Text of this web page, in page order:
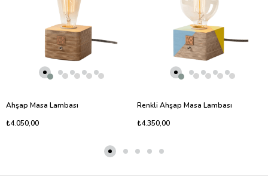
Ahşap Masa Lambası
₺4.050,00
Renkli Ahşap Masa Lambası
₺4.350,00